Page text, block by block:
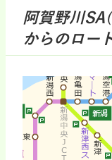
阿賀野川
からのロー